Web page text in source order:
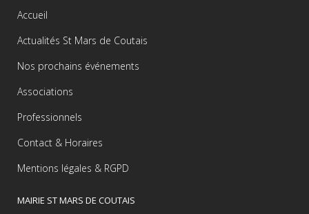
Accueil
Actualités St Mars de Coutais
Nos prochains événements
Associations
Professionnels
Contact & Horaires
Mentions légales & RGPD
MAIRIE ST MARS DE COUTAIS